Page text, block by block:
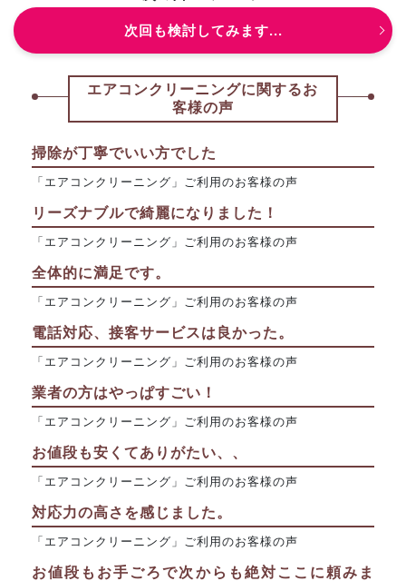
次回も検討してみます...
エアコンクリーニングに関するお
客様の声
掃除が丁寧でいい方でした
「エアコンクリーニング」ご利用のお客様の声
リーズナブルで綺麗になりました！
「エアコンクリーニング」ご利用のお客様の声
全体的に満足です。
「エアコンクリーニング」ご利用のお客様の声
電話対応、接客サービスは良かった。
「エアコンクリーニング」ご利用のお客様の声
業者の方はやっぱすごい！
「エアコンクリーニング」ご利用のお客様の声
お値段も安くてありがたい、、
「エアコンクリーニング」ご利用のお客様の声
対応力の高さを感じました。
「エアコンクリーニング」ご利用のお客様の声
お値段もお手ごろで次からも絶対ここに頼みま